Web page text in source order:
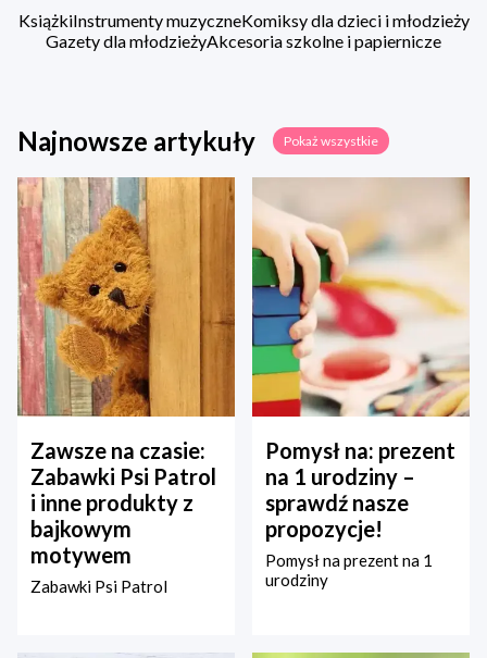
KsiążkiInstrumenty muzyczneKomiksy dla dzieci i młodzieży
Gazety dla młodzieżyAkcesoria szkolne i papiernicze
Najnowsze artykuły Pokaż wszystkie
Zawsze na czasie:
Zabawki Psi Patrol
i inne produkty z
bajkowym
motywem
Zabawki Psi Patrol
Pomysł na: prezent
na 1 urodziny –
sprawdź nasze
propozycje!
Pomysł na prezent na 1
urodziny